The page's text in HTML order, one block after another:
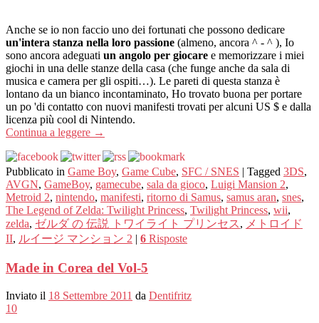
Anche se io non faccio uno dei fortunati che possono dedicare
un'intera stanza nella loro passione (almeno, ancora ^ - ^ ), Io
sono ancora adeguati un angolo per giocare e memorizzare i miei
giochi in una delle stanze della casa (che funge anche da sala di
musica e camera per gli ospiti…). Le pareti di questa stanza è
lontano da un bianco incontaminato, Ho trovato buona per portare
un po 'di contatto con nuovi manifesti trovati per alcuni US $ e dalla
licenza più cool di Nintendo.
Continua a leggere →
Pubblicato in Game Boy, Game Cube, SFC / SNES | Tagged 3DS,
AVGN, GameBoy, gamecube, sala da gioco, Luigi Mansion 2,
Metroid 2, nintendo, manifesti, ritorno di Samus, samus aran, snes,
The Legend of Zelda: Twilight Princess, Twilight Princess, wii,
zelda, ゼルダ の 伝説 トワイライト プリンセス, メトロイド
II, ルイージ マンション 2 | 6 Risposte
Made in Corea del Vol-5
Inviato il 18 Settembre 2011 da Dentifritz
10